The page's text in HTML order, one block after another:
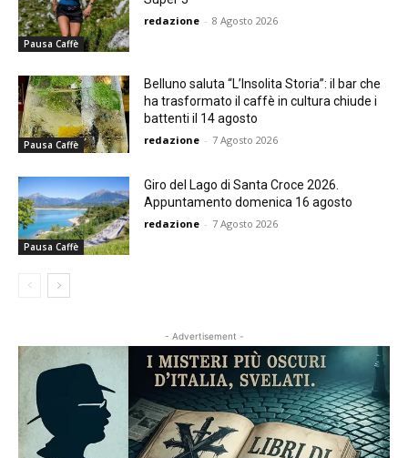
Pausa Caffè
redazione - 8 Agosto 2026
Pausa Caffè
Belluno saluta “L’Insolita Storia”: il bar che
ha trasformato il caffè in cultura chiude i
battenti il 14 agosto
redazione - 7 Agosto 2026
Pausa Caffè
Giro del Lago di Santa Croce 2026.
Appuntamento domenica 16 agosto
redazione - 7 Agosto 2026
- Advertisement -